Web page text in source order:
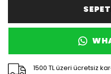
1500 TL üzeri ücretsiz